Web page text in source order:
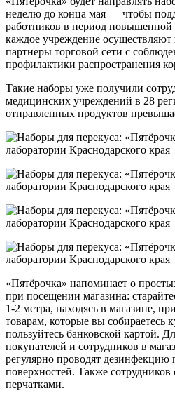
неделю до конца мая — чтобы
работников в период повышенной
каждое учреждение
партнеры торговой сети с
профилактики распространения
Такие наборы уже получили
медицинских учреждений в 28
отправленных продуктов
«Пятёрочка» напоминает о
при посещении магазина:
1-2 метра, находясь в магазине,
товарам, которые вы собираетесь
пользуйтесь банковской картой.
покупателей и сотрудников в
регулярно проводят
поверхностей. Также
перчатками.